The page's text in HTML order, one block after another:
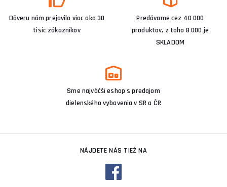
Dôveru nám prejavilo viac ako 30
tisíc zákazníkov
Predávame cez 40 000
produktov, z toho 8 000 je
SKLADOM
Sme najväčší eshop s predajom
dielenského vybavenia v SR a ČR
NÁJDETE NÁS TIEŽ NA